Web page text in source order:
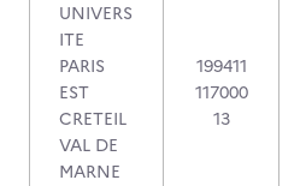
UNIVERS
ITE
PARIS
EST
CRETEIL
VAL DE
MARNE
199411
117000
13